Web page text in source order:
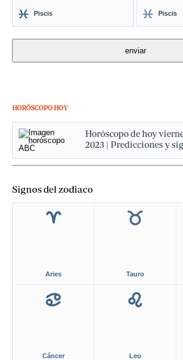
Piscis Piscis
HORÓSCOPO HOY
Horóscopo de hoy
2023 | Predicciones y
Signos del zodiaco
Aries Tauro
Cáncer Leo